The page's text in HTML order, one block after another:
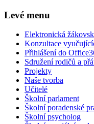
Levé menu
Elektronická
Konzultace
Přihlášení do
Sdružení rodičů a
Projekty
Naše tvorba
Učitelé
Školní parlament
Školní poradenské
Školní psycholog